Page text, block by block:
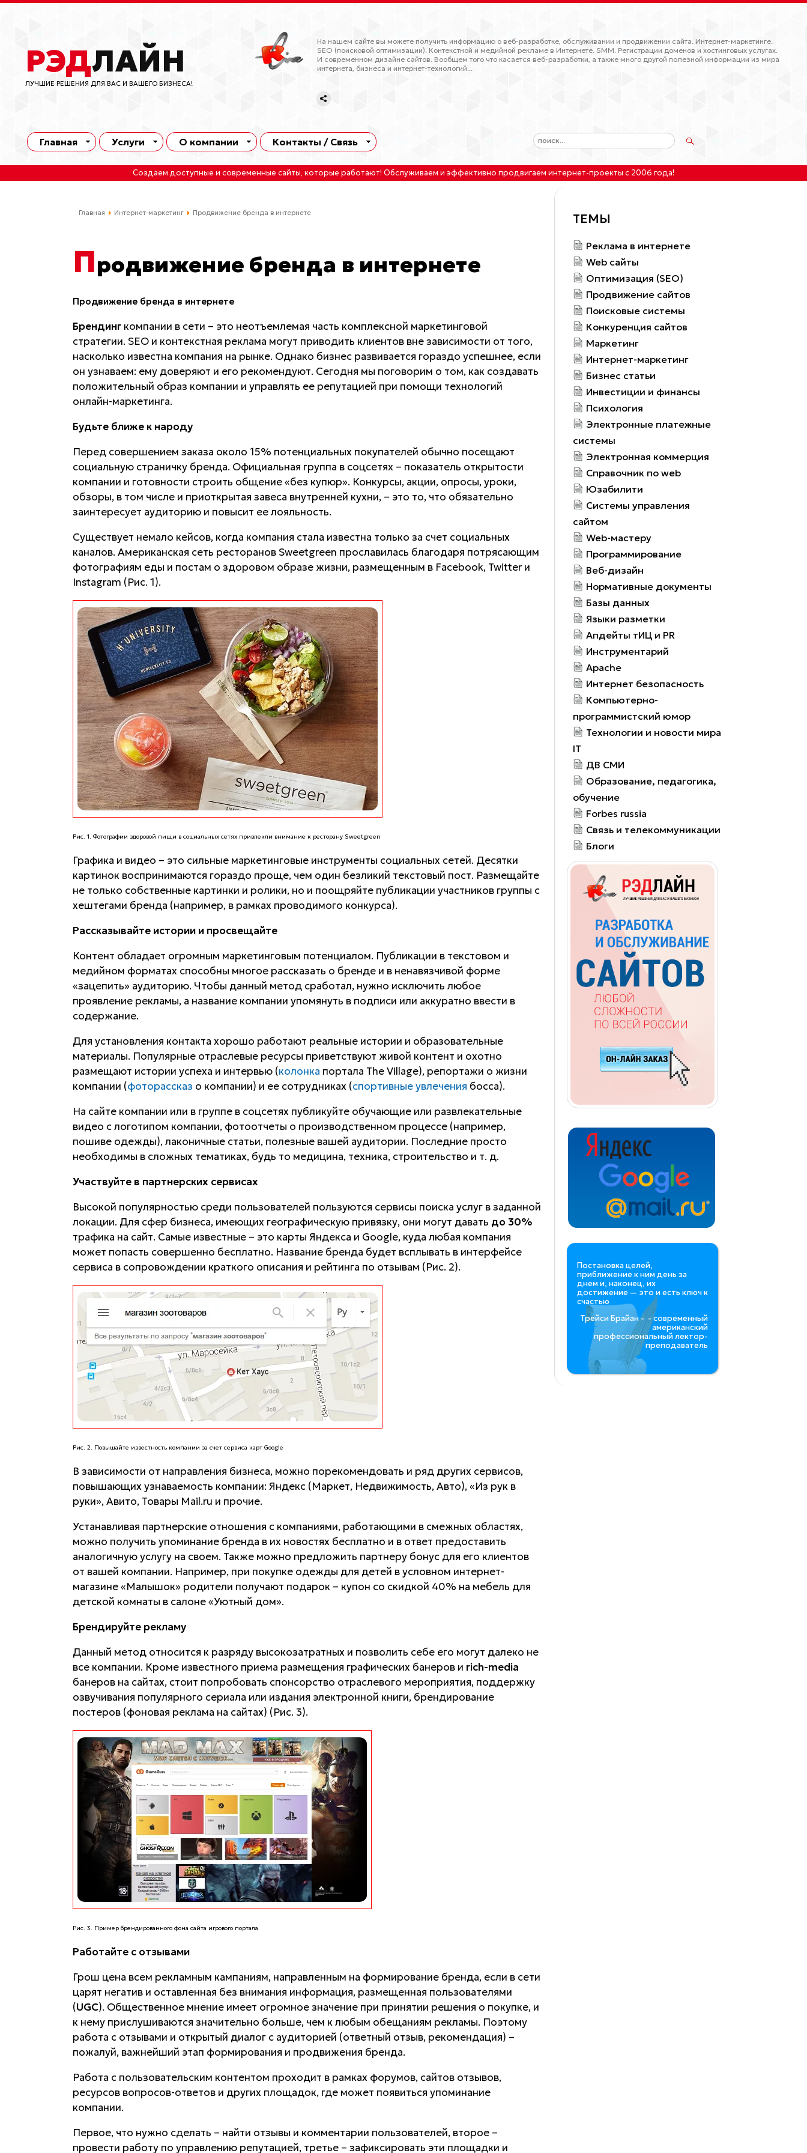
РЭДЛАЙН
ЛУЧШИЕ РЕШЕНИЯ ДЛЯ ВАС И ВАШЕГО БИЗНЕСА!
На нашем сайте вы можете получить информацию о веб-разработке, обслуживании и продвижении сайта. Интернет-маркетинге.
SEO (поисковой оптимизации). Контекстной и медийной рекламе в Интернете. SMM. Регистрации доменов и хостинговых услугах.
И современном дизайне сайтов. Вообщем того что касается веб-разработки, а также много другой полезной информации из мира
интернета, бизнеса и интернет-технологий...
Главная Услуги О компании Контакты / Связь
Создаем доступные и современные сайты, которые работают! Обслуживаем и эффективно продвигаем интернет-проекты с 2006 года!
Главная Интернет-маркетинг Продвижение бренда в интернете
Продвижение бренда в интернете
Продвижение бренда в интернете
Брендингкомпании в сети – это неотъемлемая часть комплексной маркетинговой
стратегии. SEO и контекстная реклама могут приводить клиентов вне зависимости от того,
насколько известна компания на рынке. Однако бизнес развивается гораздо успешнее, если
он узнаваем: ему доверяют и его рекомендуют. Сегодня мы поговорим о том, как создавать
положительный образ компании и управлять ее репутацией при помощи технологий
онлайн-маркетинга.
Будьте ближе к народу
Перед совершением заказа около 15% потенциальных покупателей обычно посещают
социальную страничку бренда. Официальная группа в соцсетях – показатель открытости
компании и готовности строить общение «без купюр». Конкурсы, акции, опросы, уроки,
обзоры, в том числе и приоткрытая завеса внутренней кухни, – это то, что обязательно
заинтересует аудиторию и повысит ее лояльность.
Существует немало кейсов, когда компания стала известна только за счет социальных
каналов. Американская сеть ресторанов Sweetgreen прославилась благодаря потрясающим
фотографиям еды и постам о здоровом образе жизни, размещенным в Facebook, Twitter и
Instagram (Рис. 1).
Рис. 1. Фотографии здоровой пищи в социальных сетях привлекли внимание к ресторану Sweetgreen
Графика и видео – это сильные маркетинговые инструменты социальных сетей. Десятки
картинок воспринимаются гораздо проще, чем один безликий текстовый пост. Размещайте
не только собственные картинки и ролики, но и поощряйте публикации участников группы с
хештегами бренда (например, в рамках проводимого конкурса).
Рассказывайте истории и просвещайте
Контент обладает огромным маркетинговым потенциалом. Публикации в текстовом и
медийном форматах способны многое рассказать о бренде и в ненавязчивой форме
«зацепить» аудиторию. Чтобы данный метод сработал, нужно исключить любое
проявление рекламы, а название компании упомянуть в подписи или аккуратно ввести в
содержание.
Для установления контакта хорошо работают реальные истории и образовательные
материалы. Популярные отраслевые ресурсы приветствуют живой контент и охотно
размещают истории успеха и интервью (колонка портала The Village), репортажи о жизни
компании (фоторассказ о компании) и ее сотрудниках (спортивные увлечения босса).
На сайте компании или в группе в соцсетях публикуйте обучающие или развлекательные
видео с логотипом компании, фотоотчеты о производственном процессе (например,
пошиве одежды), лаконичные статьи, полезные вашей аудитории. Последние просто
необходимы в сложных тематиках, будь то медицина, техника, строительство и т. д.
Участвуйте в партнерских сервисах
Высокой популярностью среди пользователей пользуются сервисы поиска услуг в заданной
локации. Для сфер бизнеса, имеющих географическую привязку, они могут давать до 30%
трафика на сайт. Самые известные – это карты Яндекса и Google, куда любая компания
может попасть совершенно бесплатно. Название бренда будет всплывать в интерфейсе
сервиса в сопровождении краткого описания и рейтинга по отзывам (Рис. 2).
Рис. 2. Повышайте известность компании за счет сервиса карт Google
В зависимости от направления бизнеса, можно порекомендовать и ряд других сервисов,
повышающих узнаваемость компании: Яндекс (Маркет, Недвижимость, Авто), «Из рук в
руки», Авито, Товары Mail.ru и прочие.
Устанавливая партнерские отношения с компаниями, работающими в смежных областях,
можно получить упоминание бренда в их новостях бесплатно и в ответ предоставить
аналогичную услугу на своем. Также можно предложить партнеру бонус для его клиентов
от вашей компании. Например, при покупке одежды для детей в условном интернет-
магазине «Малышок» родители получают подарок – купон со скидкой 40% на мебель для
детской комнаты в салоне «Уютный дом».
Брендируйте рекламу
Данный метод относится к разряду высокозатратных и позволить себе его могут далеко не
все компании. Кроме известного приема размещения графических банеров и rich-media
банеров на сайтах, стоит попробовать спонсорство отраслевого мероприятия, поддержку
озвучивания популярного сериала или издания электронной книги, брендирование
постеров (фоновая реклама на сайтах) (Рис. 3).
Рис. 3. Пример брендированного фона сайта игрового портала
Работайте с отзывами
Грош цена всем рекламным кампаниям, направленным на формирование бренда, если в сети
царят негатив и оставленная без внимания информация, размещенная пользователями
(UGC). Общественное мнение имеет огромное значение при принятии решения о покупке, и
к нему прислушиваются значительно больше, чем к любым обещаниям рекламы. Поэтому
работа с отзывами и открытый диалог с аудиторией (ответный отзыв, рекомендация) –
пожалуй, важнейший этап формирования и продвижения бренда.
Работа с пользовательским контентом проходит в рамках форумов, сайтов отзывов,
ресурсов вопросов-ответов и других площадок, где может появиться упоминание
компании.
Первое, что нужно сделать – найти отзывы и комментарии пользователей, второе –
провести работу по управлению репутацией, третье – зафиксировать эти площадки и
ТЕМЫ
Реклама в интернете
Web сайты
Оптимизация (SEO)
Продвижение сайтов
Поисковые системы
Конкуренция сайтов
Маркетинг
Интернет-маркетинг
Бизнес статьи
Инвестиции и финансы
Психология
Электронные платежные
системы
Электронная коммерция
Справочник по web
Юзабилити
Системы управления
сайтом
Web-мастеру
Программирование
Веб-дизайн
Нормативные документы
Базы данных
Языки разметки
Апдейты тИЦ и PR
Инструментарий
Apache
Интернет безопасность
Компьютерно-
программистский юмор
Технологии и новости мира
IT
ДВ СМИ
Образование, педагогика,
обучение
Forbes russia
Связь и телекоммуникации
Блоги
Постановка целей,
приближение к ним день за
днем и, наконец, их
достижение — это и есть ключ к
счастью
Трейси Брайан - - современный
американский
профессиональный лектор-
преподаватель